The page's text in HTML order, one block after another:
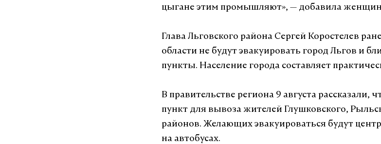
цыгане этим промышляют», — добавила
Глава Льговского района Сергей Коростелев
области не будут эвакуировать город Льгов и
пункты. Население города составляет
В правительстве региона 9 августа рассказали,
пункт для вывоза жителей Глушковского,
районов. Желающих эвакуироваться будут
на автобусах.